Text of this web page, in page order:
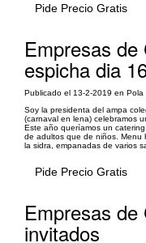
Pide Precio Gratis
Empresas
espicha dia
Publicado el 13-2-2019 en Pola
Soy la presidenta del ampa
(carnaval en lena) celebramos
Este año queríamos un
de adultos que de niños. Menu
la sidra, empanadas de varios
Pide Precio Gratis
Empresas
invitados